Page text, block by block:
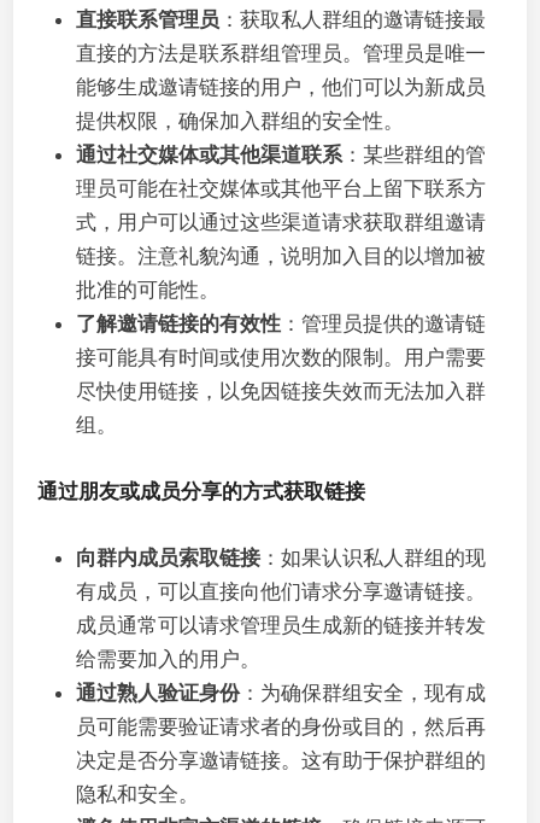
直接联系管理员 ：获取私人群组的邀请链接最
直接的方法是联系群组管理员。管理员是唯一
能够生成邀请链接的用户，他们可以为新成员
提供权限，确保加入群组的安全性。
通过社交媒体或其他渠道联系：某些群组的管
理员可能在社交媒体或其他平台上留下联系方
式，用户可以通过这些渠道请求获取群组邀请
链接。注意礼貌沟通，说明加入目的以增加被
批准的可能性。
了解邀请链接的有效性 ：管理员提供的邀请链
接可能具有时间或使用次数的限制。用户需要
尽快使用链接，以免因链接失效而无法加入群
组。
通过朋友或成员分享的方式获取链接
向群内成员索取链接 ：如果认识私人群组的现
有成员，可以直接向他们请求分享邀请链接。
成员通常可以请求管理员生成新的链接并转发
给需要加入的用户。
通过熟人验证身份：为确保群组安全，现有成
员可能需要验证请求者的身份或目的，然后再
决定是否分享邀请链接。这有助于保护群组的
隐私和安全。